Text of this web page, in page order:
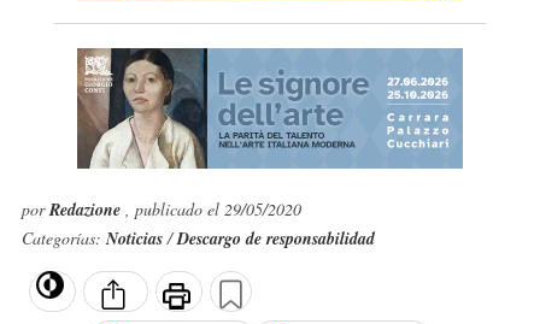
porRedazione , publicado el 29/05/2020
Categorías:Noticias/Descargo de responsabilidad